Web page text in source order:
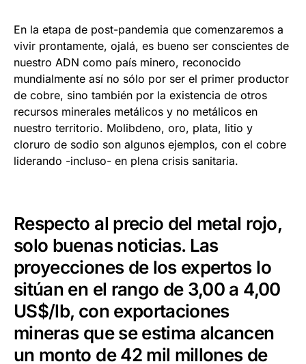
En la etapa de post-pandemia que comenzaremos a
vivir prontamente, ojalá, es bueno ser conscientes de
nuestro ADN como país minero, reconocido
mundialmente así no sólo por ser el primer productor
de cobre, sino también por la existencia de otros
recursos minerales metálicos y no metálicos en
nuestro territorio. Molibdeno, oro, plata, litio y
cloruro de sodio son algunos ejemplos, con el cobre
liderando -incluso- en plena crisis sanitaria.
Respecto al precio del metal rojo,
solo buenas noticias. Las
proyecciones de los expertos lo
sitúan en el rango de 3,00 a 4,00
US$/lb, con exportaciones
mineras que se estima alcancen
un monto de 42 mil millones de